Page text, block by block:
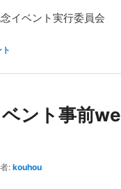
イベント実行委員会
ント事前
:kouhou